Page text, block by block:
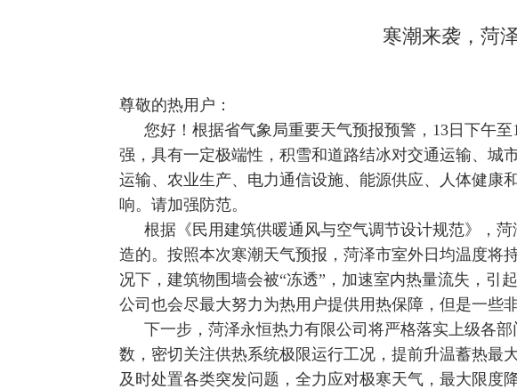
寒潮来袭，菏
尊敬的热用户：
您好！根据省气象局重要天气预报预警，13日下午
强，具有一定极端性，积雪和道路结冰对交通运输、城
运输、农业生产、电力通信设施、能源供应、人体健康
响。请加强防范。
根据《民用建筑供暖通风与空气调节设计规范》，
造的。按照本次寒潮天气预报，菏泽市室外日均温度将
况下，建筑物围墙会被“冻透”，加速室内热量流失，引
公司也会尽最大努力为热用户提供用热保障，但是一些
下一步，菏泽永恒热力有限公司将严格落实上级各
数，密切关注供热系统极限运行工况，提前升温蓄热最
及时处置各类突发问题，全力应对极寒天气，最大限度